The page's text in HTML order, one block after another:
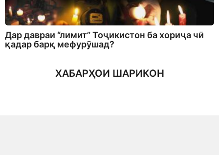
Дар давраи “лимит” Тоҷикистон ба хориҷа чӣ
қадар барқ мефурӯшад?
ХАБАРҲОИ ШАРИКОН